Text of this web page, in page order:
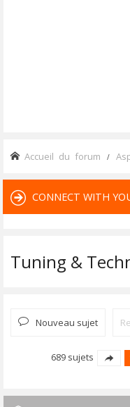
Accueil du forum
CONNECT WITH
Tuning &
Nouveau sujet
689 sujets